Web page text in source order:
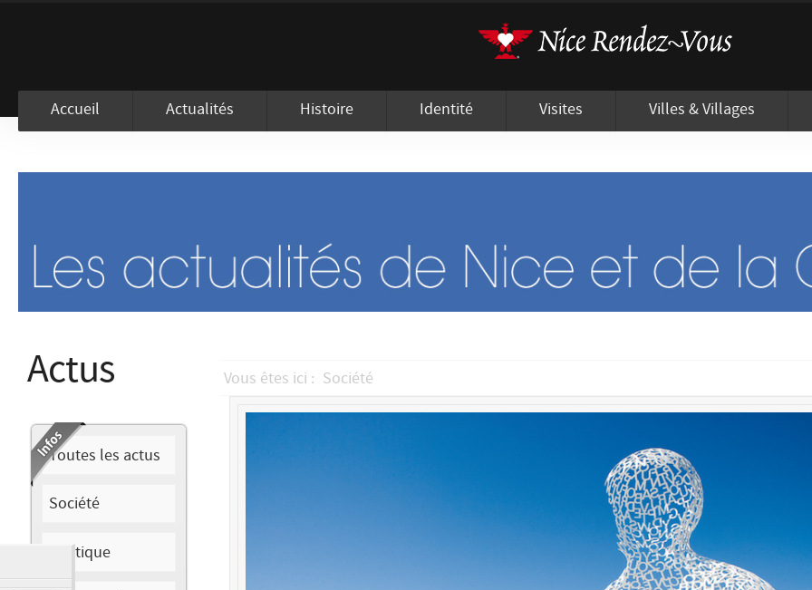
Accueil Actualités Histoire Identité Visites Villes & Villages
Actus
Toutes les actus
Société
Politique
Vous êtes ici : Société